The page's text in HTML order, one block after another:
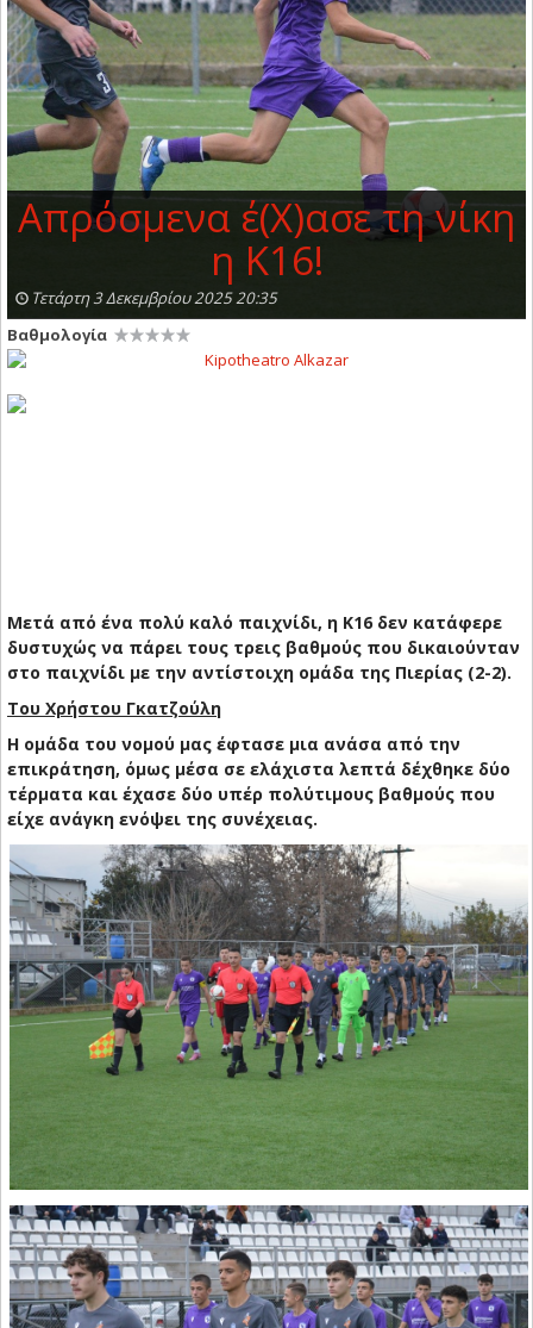
Απρόσμενα έ(Χ)ασε τη νίκη
η Κ16!
Τετάρτη 3 Δεκεμβρίου 2025 20:35
Βαθμολογία
Μετά από ένα πολύ καλό παιχνίδι, η Κ16 δεν κατάφερε
δυστυχώς να πάρει τους τρεις βαθμούς που δικαιούνταν
στο παιχνίδι με την αντίστοιχη ομάδα της Πιερίας (2-2).
Του Χρήστου Γκατζούλη
Η ομάδα του νομού μας έφτασε μια ανάσα από την
επικράτηση, όμως μέσα σε ελάχιστα λεπτά δέχθηκε δύο
τέρματα και έχασε δύο υπέρ πολύτιμους βαθμούς που
είχε ανάγκη ενόψει της συνέχειας.